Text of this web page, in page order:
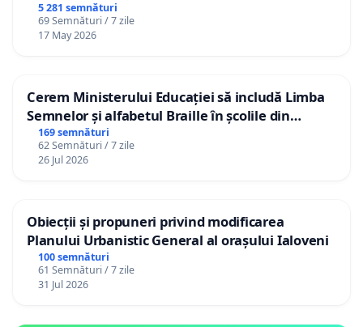
5 281 semnături
69 Semnături / 7 zile
17 May 2026
Cerem Ministerului Educației să includă Limba
Semnelor și alfabetul Braille în școlile din
Republica Moldova!
169 semnături
62 Semnături / 7 zile
26 Jul 2026
Obiecții și propuneri privind modificarea
Planului Urbanistic General al orașului Ialoveni
100 semnături
61 Semnături / 7 zile
31 Jul 2026